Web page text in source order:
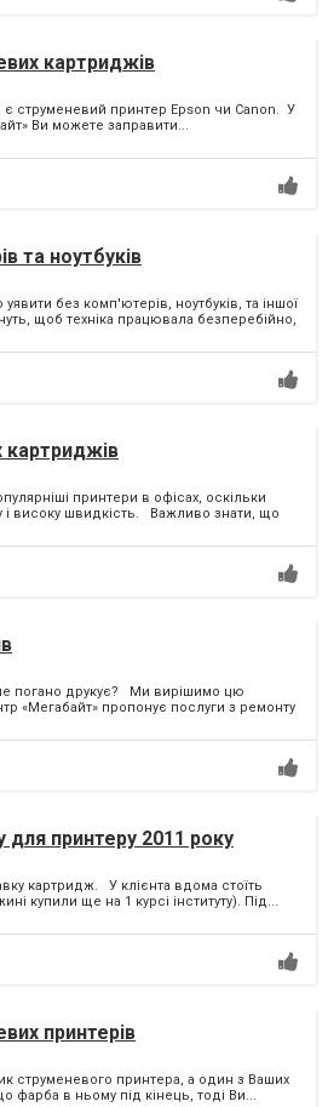
картриджів
струменевий принтер Epson чи Canon. ⁣ У
Ви можете заправити...
та ноутбуків
без комп'ютерів, ноутбуків, та іншої
щоб техніка працювала безперебійно,
картриджів
принтери в офісах, оскільки
і високу швидкість. Важливо знати, що
погано друкує? Ми вирішимо цю
«Мегабайт» пропонує послуги з ремонту
принтеру 2011 року
картридж. У клієнта вдома стоїть
купили ще на 1 курсі інституту). Під...
принтерів
струменевого принтера, а один з Ваших
фарба в ньому під кінець, тоді Ви...